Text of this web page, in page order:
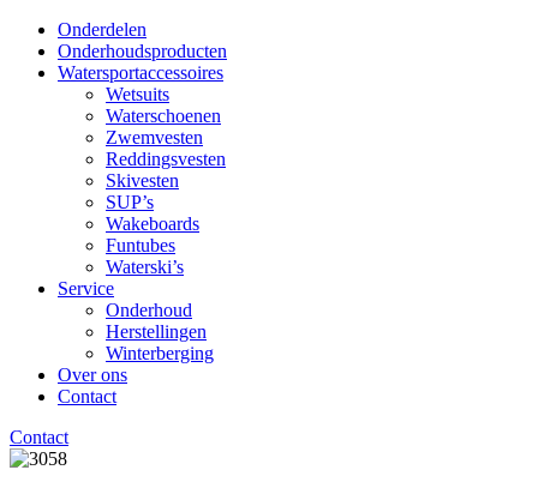
Onderdelen
Onderhoudsproducten
Watersportaccessoires
Wetsuits
Waterschoenen
Zwemvesten
Reddingsvesten
Skivesten
SUP’s
Wakeboards
Funtubes
Waterski’s
Service
Onderhoud
Herstellingen
Winterberging
Over ons
Contact
Contact